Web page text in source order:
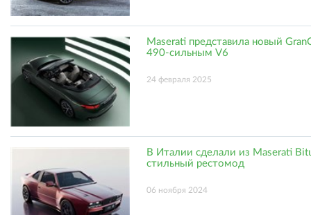
Maserati представила новый
490-сильным V6
24 февраля 2025
В Италии сделали из Maserati
стильный рестомод
06 ноября 2024